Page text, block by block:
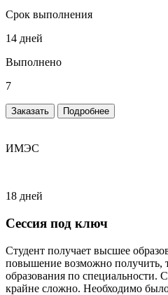
Срок выполнения
14 дней
Выполнено
7
Заказать Подробнее
ИМЭС
18 дней
Сессия под ключ
Студент получает высшее
повышение возможно получить,
образования по специальности.
крайне сложно. Необходимо